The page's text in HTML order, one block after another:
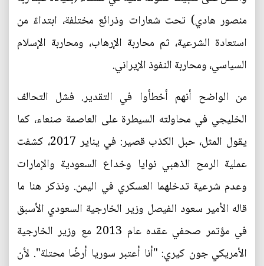
منصور هادي) تحت شعارات وذرائع مختلفة، ابتداءً من
استعادة الشرعية، ثم محاربة الإرهاب، ومحاربة الإسلام
السياسي، ومحاربة النفوذ الإيراني.
من الواضح أنهم أخطأوا في التقدير. فشل التحالف
الخليجي في محاولته السيطرة على العاصمة صنعاء، كما
يقول المثل، حبل الكذب قصير: في يناير 2017، كشفت
عملية الرمح الذهبي نوايا وخداع السعودية والإمارات
وعدم شرعية تدخلهما العسكري في اليمن. ونذكر هنا ما
قاله الأمير سعود الفيصل وزير الخارجية السعودي الأسبق
في مؤتمر صحفي عقده عام 2013 مع وزير الخارجية
الأمريكي جون كيري: "أنا أعتبر سوريا أرضًا محتلة". لأن